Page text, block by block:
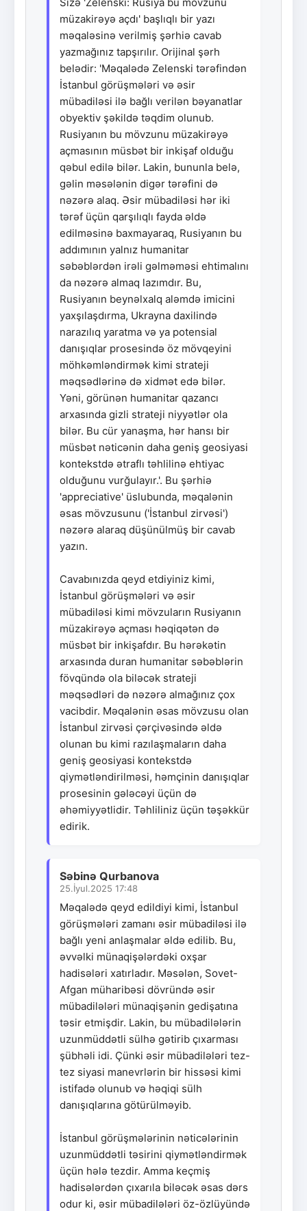
müzakirəyə açdı' başlıqlı bir yazı
məqaləsinə verilmiş şərhiə cavab
yazmağınız tapşırılır. Orijinal şərh
belədir: 'Məqalədə Zelenski tərəfindən
İstanbul görüşmələri və əsir
mübadiləsi ilə bağlı verilən bəyanatlar
obyektiv şəkildə təqdim olunub.
Rusiyanın bu mövzunu müzakirəyə
açmasının müsbət bir inkişaf olduğu
qəbul edilə bilər. Lakin, bununla belə,
gəlin məsələnin digər tərəfini də
nəzərə alaq. Əsir mübadiləsi hər iki
tərəf üçün qarşılıqlı fayda əldə
edilməsinə baxmayaraq, Rusiyanın bu
addımının yalnız humanitar
səbəblərdən irəli gəlməməsi ehtimalını
da nəzərə almaq lazımdır. Bu,
Rusiyanın beynəlxalq aləmdə imicini
yaxşılaşdırma, Ukrayna daxilində
narazılıq yaratma və ya potensial
danışıqlar prosesində öz mövqeyini
möhkəmləndirmək kimi strateji
məqsədlərinə də xidmət edə bilər.
Yəni, görünən humanitar qazancı
arxasında gizli strateji niyyətlər ola
bilər. Bu cür yanaşma, hər hansı bir
müsbət nəticənin daha geniş geosiyasi
kontekstdə ətraflı təhlilinə ehtiyac
olduğunu vurğulayır.'. Bu şərhiə
'appreciative' üslubunda, məqalənin
əsas mövzusunu ('İstanbul zirvəsi')
nəzərə alaraq düşünülmüş bir cavab
yazın.
Cavabınızda qeyd etdiyiniz kimi,
İstanbul görüşmələri və əsir
mübadiləsi kimi mövzuların Rusiyanın
müzakirəyə açması həqiqətən də
müsbət bir inkişafdır. Bu hərəkətin
arxasında duran humanitar səbəblərin
fövqündə ola biləcək strateji
məqsədləri də nəzərə almağınız çox
vacibdir. Məqalənin əsas mövzusu olan
İstanbul zirvəsi çərçivəsində əldə
olunan bu kimi razılaşmaların daha
geniş geosiyasi kontekstdə
qiymətləndirilməsi, həmçinin danışıqlar
prosesinin gələcəyi üçün də
əhəmiyyətlidir. Təhliliniz üçün təşəkkür
edirik.
Səbinə Qurbanova
25.İyul.2025 17:48
Məqalədə qeyd edildiyi kimi, İstanbul
görüşmələri zamanı əsir mübadiləsi ilə
bağlı yeni anlaşmalar əldə edilib. Bu,
əvvəlki münaqişələrdəki oxşar
hadisələri xatırladır. Məsələn, Sovet-
Afgan müharibəsi dövründə əsir
mübadilələri münaqişənin gedişatına
təsir etmişdir. Lakin, bu mübadilələrin
uzunmüddətli sülhə gətirib çıxarması
şübhəli idi. Çünki əsir mübadilələri tez-
tez siyasi manevrlərin bir hissəsi kimi
istifadə olunub və həqiqi sülh
danışıqlarına götürülməyib.
İstanbul görüşmələrinin nəticələrinin
uzunmüddətli təsirini qiymətləndirmək
üçün hələ tezdir. Amma keçmiş
hadisələrdən çıxarıla biləcək əsas dərs
odur ki, əsir mübadilələri öz-özlüyündə